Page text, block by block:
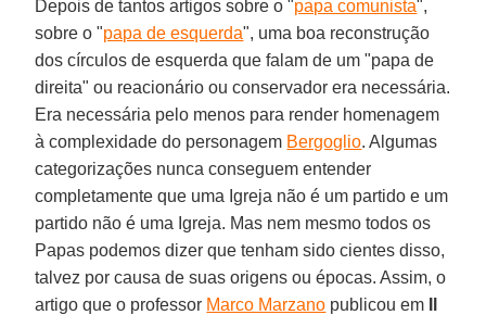
Depois de tantos artigos sobre o "papa comunista",
sobre o "papa de esquerda", uma boa reconstrução
dos círculos de esquerda que falam de um "papa de
direita" ou reacionário ou conservador era necessária.
Era necessária pelo menos para render homenagem
à complexidade do personagem Bergoglio. Algumas
categorizações nunca conseguem entender
completamente que uma Igreja não é um partido e um
partido não é uma Igreja. Mas nem mesmo todos os
Papas podemos dizer que tenham sido cientes disso,
talvez por causa de suas origens ou épocas. Assim, o
artigo que o professor Marco Marzano publicou em